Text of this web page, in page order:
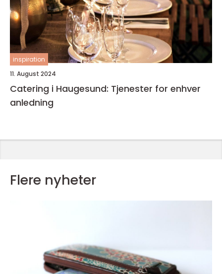
inspiration
11. August 2024
Catering i Haugesund: Tjenester for enhver
anledning
Flere nyheter